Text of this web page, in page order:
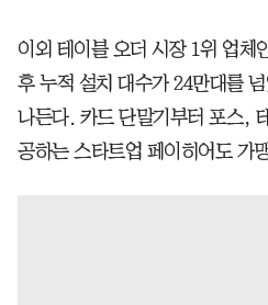
이외 테이블 오더 시장 1위 업체
후 누적 설치 대수가 24만대를
나든다. 카드 단말기부터 포스,
공하는 스타트업 페이히어도 가